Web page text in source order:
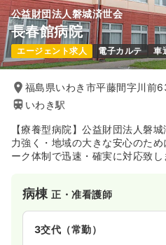
公益財団法人磐城済世会
長春館病院
エージェント求人 電子カルテ 車
福島県いわき市平藤間字川前
いわき駅
【療養型病院】公益財団法人磐
力強く・地域の大きな安心のた
ーク体制で迅速・確実に対応致
な工夫がなされ、くつろげる空
病棟正・准看護師
3交代（常勤）